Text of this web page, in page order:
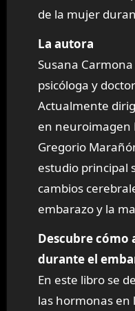
de la mujer
La autora
Susana
psicóloga y
Actualmente
en neuroimagen
Gregorio
estudio principal
cambios
embarazo y la
Descubre cómo
durante el
En este libro se
las hormonas en